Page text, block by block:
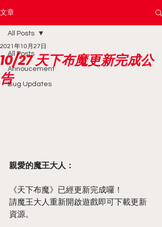
文章
All Posts
Annoucement
Bug Updates
All Posts
10/27 天下布魔更新完成公
告
2021年10月27日
親愛的魔王大人：
《天下布魔》已經更新完成囉！
請魔王大人重新開啟遊戲即可下載更新
資源。